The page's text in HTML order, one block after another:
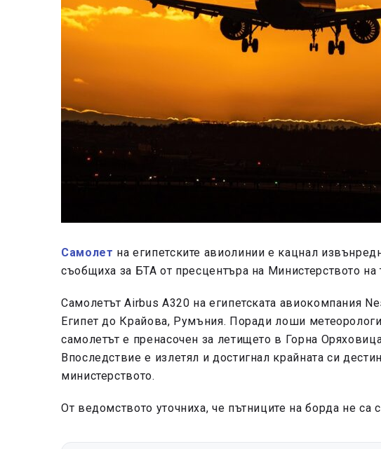
Самолет на египетските авиолинии е кацнал
съобщиха за БТА от пресцентъра на Министерството на
Самолетът Airbus A320 на египетската авиокомпания
Египет до Крайова, Румъния. Поради лоши
самолетът е пренасочен за летището в Горна
Впоследствие е излетял и достигнал крайната си
министерството.
От ведомството уточниха, че пътниците на борда не са